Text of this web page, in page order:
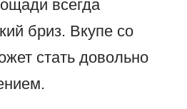
всегда
бриз. Вкупе со
стать довольно